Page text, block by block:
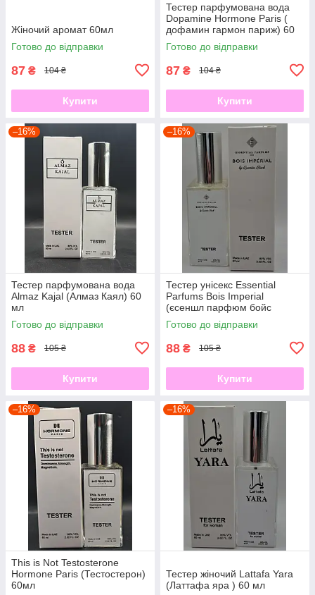
Жіночий аромат 60мл
Готово до відправки
87 ₴ 104 ₴
Купити
Тестер парфумована вода
Dopamine Hormone Paris (
дофамин гармон париж) 60
мл
Готово до відправки
87 ₴ 104 ₴
Купити
–16%
Тестер парфумована вода
Almaz Kajal (Алмаз Каял) 60
мл
Готово до відправки
88 ₴ 105 ₴
Купити
–16%
Тестер унісекс Essential
Parfums Bois Imperial
(єсеншл парфюм бойс
империал) 60 мл
Готово до відправки
88 ₴ 105 ₴
Купити
–16%
This is Not Testosterone
Hormone Paris (Тестостерон)
60мл
–16%
Тестер жіночий Lattafa Yara
(Латтафа яра ) 60 мл